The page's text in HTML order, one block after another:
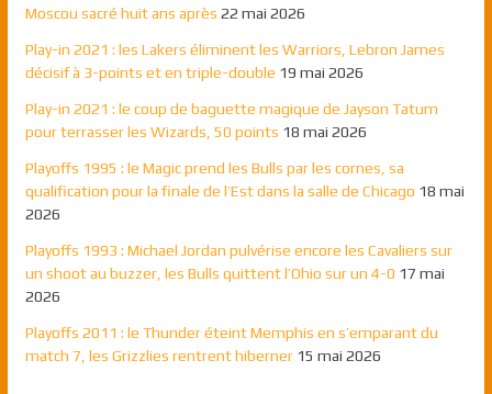
Moscou sacré huit ans après 22 mai 2026
Play-in 2021 : les Lakers éliminent les Warriors, Lebron James
décisif à 3-points et en triple-double 19 mai 2026
Play-in 2021 : le coup de baguette magique de Jayson Tatum
pour terrasser les Wizards, 50 points 18 mai 2026
Playoffs 1995 : le Magic prend les Bulls par les cornes, sa
qualification pour la finale de l’Est dans la salle de Chicago 18 mai
2026
Playoffs 1993 : Michael Jordan pulvérise encore les Cavaliers sur
un shoot au buzzer, les Bulls quittent l’Ohio sur un 4-0 17 mai
2026
Playoffs 2011 : le Thunder éteint Memphis en s’emparant du
match 7, les Grizzlies rentrent hiberner 15 mai 2026